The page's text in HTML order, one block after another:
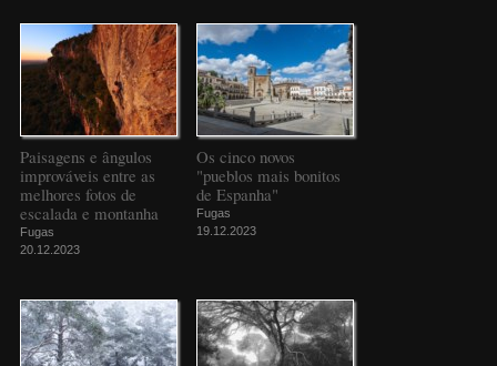
Paisagens e ângulos
improváveis entre as
melhores fotos de
escalada e montanha
Fugas
20.12.2023
Os cinco novos
"pueblos mais bonitos
de Espanha"
Fugas
19.12.2023